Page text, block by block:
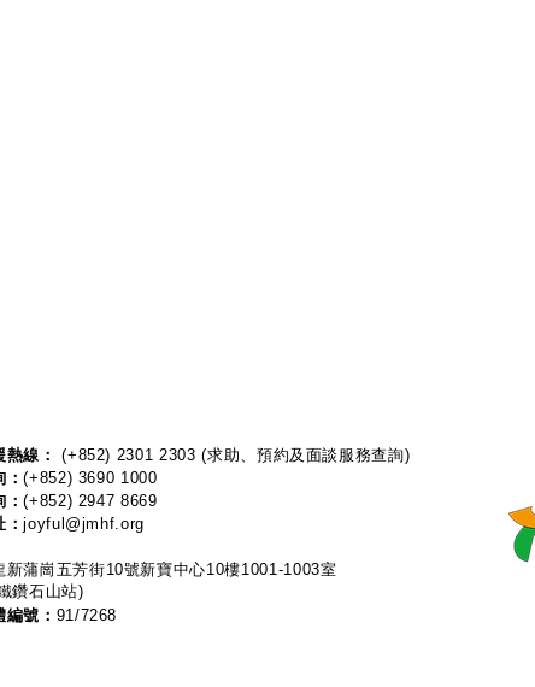
熱線：​​(+852) 2301 2303(求助、預約及面談服務查詢)
：(+852) 3690 1000
：(+852) 2947 8669
：joyful@jmhf.org
新蒲崗五芳街10號新寶中心10樓1001-1003室
鑽石山站)
號： 91/7268